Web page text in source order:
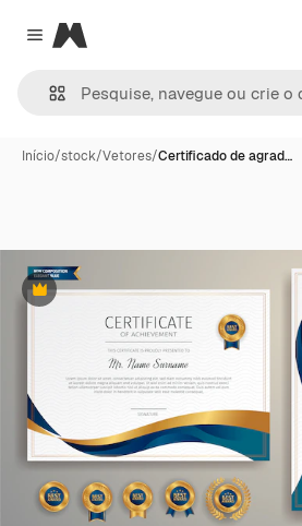
Close menu
Magnific
Início/stock/Vetores/Certificado de agrad…
Premium